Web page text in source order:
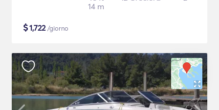
14 m
$1,722/giorno